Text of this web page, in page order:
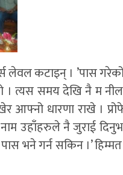
कटाइन् । ’पास गरेको
। त्यस समय देखि नै म
आफ्नो धारणा राखे ।
उहाँहरुले नै जुराई
भने गर्न सकिन ।’